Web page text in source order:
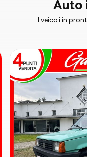
Auto
I veicoli in